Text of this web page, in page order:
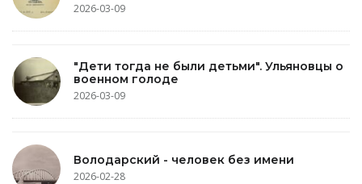
2026-03-09
"Дети тогда не были детьми". Ульяновцы о
военном голоде
2026-03-09
Володарский - человек без имени
2026-02-28